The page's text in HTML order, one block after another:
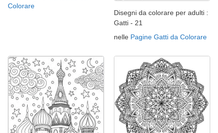
Colorare
Disegni da colorare per adulti :
Gatti - 21
nelle Pagine Gatti da Colorare